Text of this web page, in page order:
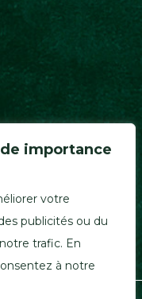
importance
votre
publicités ou du
trafic. En
à notre